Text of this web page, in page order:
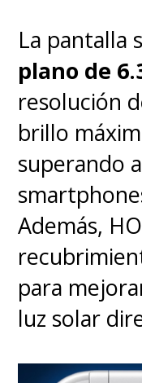
La pantalla
plano de
resolución
brillo
superando
Además,
para
luz solar